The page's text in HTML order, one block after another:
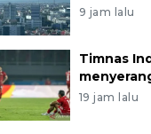
9 jam lalu
Timnas
19 jam lalu